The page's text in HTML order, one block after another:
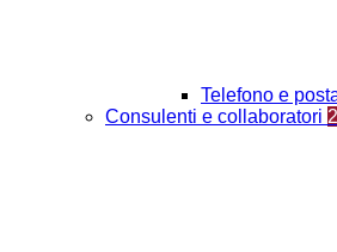
Telefono e
Consulenti e collaboratori